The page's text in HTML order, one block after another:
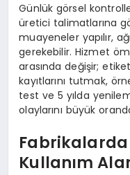
Günlük görsel
üretici talimatlarına
muayeneler yapılır,
gerekebilir. Hizmet
arasında değişir;
kayıtlarını tutmak,
test ve 5 yılda
olaylarını büyük
Fabrikalarda
Kullanım